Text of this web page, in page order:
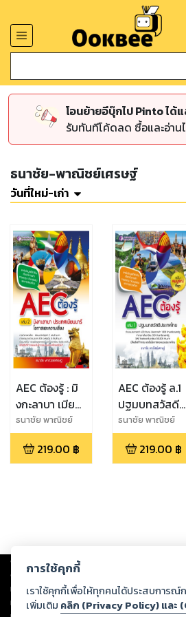
โอนย้ายอีบุ๊กไป Pinto ได้
รับทันทีโค้ดลด ซื้อและอ่า
ธนาชัย-พาณิชย์เศรษฐ์
วันที่ใหม่-เก่า
AEC ต้องรู้ : มิ
งกะลาบา เมีย
นมาร์ โอกาส
และความเสี่ยง
เล่ม 2
ธนาชัย พาณิชย์
เศรษฐ์
219.00 ฿
AEC ต้องรู้ ล.1
ปฐมบทสวัสดี
ประเทศไทย
ธนาชัย พาณิชย์
เศรษฐ์
219.00 ฿
Copyright © 2026
ต่อผลงานหรือเนื้อหาใดที่อัปโหลดผ่านเว็บไซต์แล
ทรัพย์สินทางปัญญาของบุคคลอื่นหรือขัดต่อกฎห
ทุกท่านโปรดใช้วิจารณญาณในการกลั่นกรองด้วย
การใช้คุกกี้
เราใช้คุกกี้เพื่อให้ทุกคนได้ประสบการณ์
เพิ่มเติม คลิก (Privacy Policy) และ